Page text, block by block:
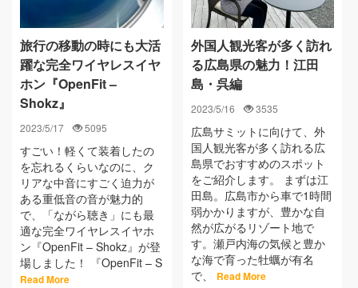
旅行の移動の時にも大活
躍な完全ワイヤレスイヤ
ホン『OpenFit –
Shokz』
2023/5/17 5095
すごい！軽くて装着したの
を忘れるくらいなのに、ク
リアな中音にすごく迫力が
ある重低音の音が魅力的
で、「ながら聴き」にも最
適な完全ワイヤレスイヤホ
ン『OpenFit – Shokz』が登
場しました！ 『OpenFit – S
Read More
外国人観光客が多く訪れ
る広島県の魅力！江田
島・呉編
2023/5/16 3535
広島サミットに向けて、外
国人観光客が多く訪れる広
島県でおすすめのスポット
をご紹介します。 まずは江
田島。広島市から車で1時間
弱かかりますが、豊かな自
然が広がるリゾート地で
す。瀬戸内海の気候と豊か
な海で育った牡蠣が有名
で、
Read More